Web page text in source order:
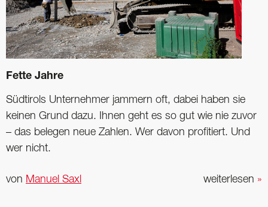
Fette Jahre
Südtirols Unternehmer jammern oft, dabei haben sie
keinen Grund dazu. Ihnen geht es so gut wie nie zuvor
– das belegen neue Zahlen. Wer davon profitiert. Und
wer nicht.
weiterlesen »
von Manuel Saxl